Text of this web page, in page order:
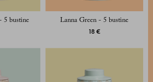
5 bustine Lanna Green - 5 bustine
18 €